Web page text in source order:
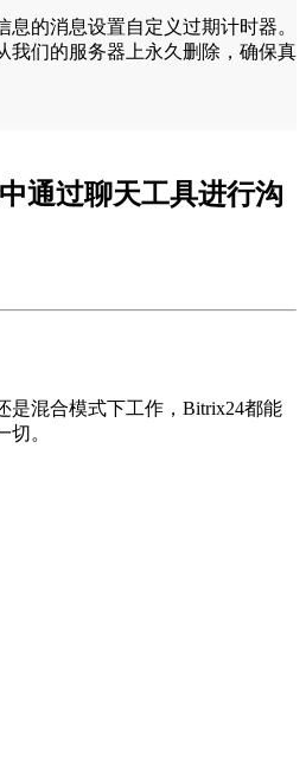
的消息设置自定义过期计时器。
们的服务器上永久删除，确保真
通过聊天工具进行沟
是混合模式下工作，Bitrix24都能
。